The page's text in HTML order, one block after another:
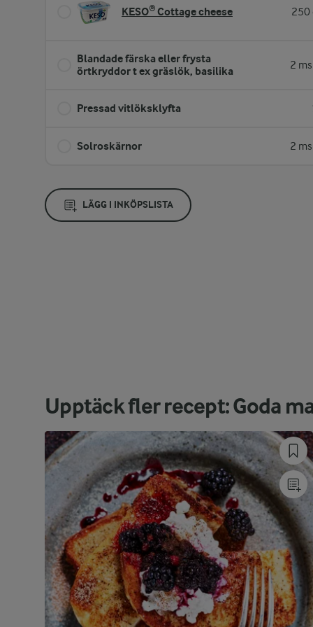
KESO® Cottage cheese 250
Blandade färska eller frysta
örtkryddor t ex gräslök, basilika
2
Pressad vitlöksklyfta
Solroskärnor 2
LÄGG I INKÖPSLISTA
Upptäck fler recept: Goda